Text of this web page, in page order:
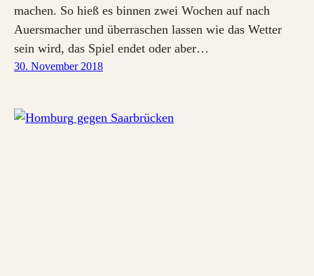
machen. So hieß es binnen zwei Wochen auf nach
Auersmacher und überraschen lassen wie das Wetter
sein wird, das Spiel endet oder aber…
30. November 2018